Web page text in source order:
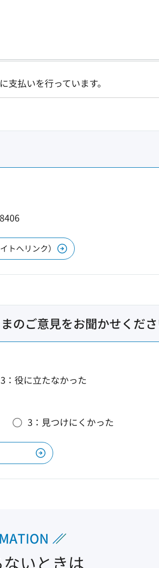
に支払いを行っています。
トへリンク）
のご意見をお聞かせくだ
3：役に立たなかった
3：見つけにくかった
いときは